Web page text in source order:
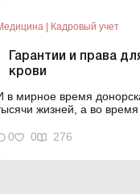
| Кадровый учет
Гарантии и права
крови
в мирное время
жизней, а во
Ведь это
оперативно
0 0 276